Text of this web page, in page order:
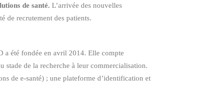
de santé. L’arrivée des nouvelles
de recrutement des patients.
a été fondée en avril 2014. Elle compte
stade de la recherche à leur commercialisation.
de e-santé) ; une plateforme d’identification et